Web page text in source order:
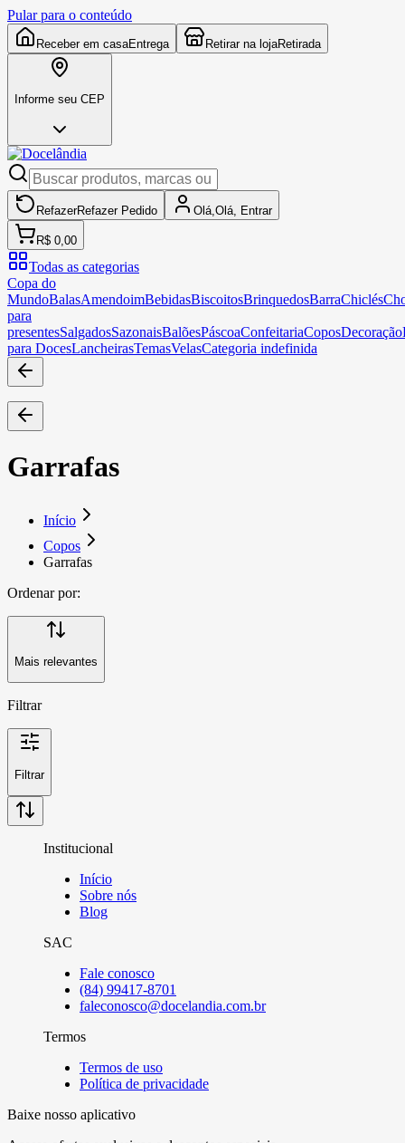
Pular para o conteúdo
Receber em casaEntrega Retirar na lojaRetirada
Informe seu CEP
RefazerRefazer Pedido Olá, Olá, Entrar
R$ 0,00
Todas as categorias
Copa do
MundoBalasAmendoimBebidasBiscoitosBrinquedosBarraChiclés
para
presentesSalgadosSazonaisBalõesPáscoaConfeitariaCoposDecoração
para DocesLancheirasTemasVelasCategoria indefinida
Garrafas
Início
Copos
Garrafas
Ordenar por:
Mais relevantes
Filtrar
Filtrar
Institucional
Início
Sobre nós
Blog
SAC
Fale conosco
(84) 99417-8701
faleconosco@docelandia.com.br
Termos
Termos de uso
Política de privacidade
Baixe nosso aplicativo